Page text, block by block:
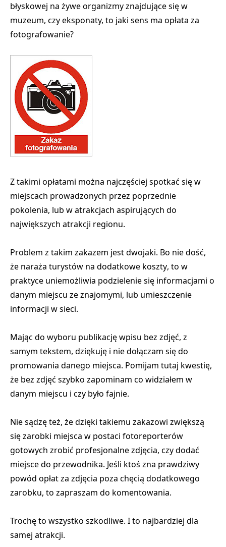
błyskowej na żywe organizmy znajdujące się w
muzeum, czy eksponaty, to jaki sens ma opłata za
fotografowanie?
Z takimi opłatami można najczęściej spotkać sięw
miejscach prowadzonych przez poprzednie
pokolenia, lub w atrakcjach aspirujących do
największych atrakcji regionu.
Problem z takim zakazem jest dwojaki. Bo nie dość,
że naraża turystów na dodatkowe koszty, to w
praktyce uniemożliwia podzielenie się informacjami o
danym miejscu ze znajomymi, lub umieszczenie
informacji w sieci.
Mając do wyboru publikację wpisu bez zdjęć, z
samym tekstem, dziękuję i nie dołączam się do
promowania danego miejsca. Pomijam tutaj kwestię,
że bez zdjęć szybko zapominam co widziałem w
danym miejscu i czy było fajnie.
Nie sądzę też, że dzięki takiemu zakazowi zwiększą
się zarobki miejsca w postaci fotoreporterów
gotowych zrobić profesjonalne zdjęcia, czy dodać
miejsce do przewodnika. Jeśli ktoś zna prawdziwy
powód opłat za zdjęcia poza chęcią dodatkowego
zarobku, to zapraszam do komentowania.
Trochę to wszystko szkodliwe. I to najbardziej dla
samej atrakcji.